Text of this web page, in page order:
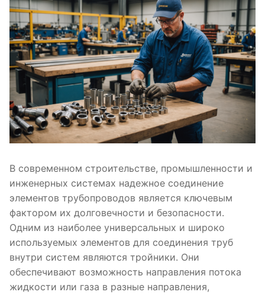
В современном строительстве, промышленности и
инженерных системах надежное соединение
элементов трубопроводов является ключевым
фактором их долговечности и безопасности.
Одним из наиболее универсальных и широко
используемых элементов для соединения труб
внутри систем являются тройники. Они
обеспечивают возможность направления потока
жидкости или газа в разные направления,